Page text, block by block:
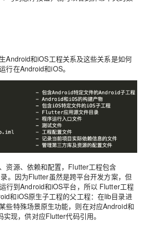
Android和iOS工程关系及这些关系是如何
行在Android和iOS。
资源、依赖和配置，Flutter工程包含
。因为Flutter虽然是跨平台开发方案，但
行到Android和iOS平台，所以 Flutter工程
和iOS原生子工程的父工程：在lib目录进
些特殊场景原生功能，则在对应Android和
现，供对应Flutter代码引用。